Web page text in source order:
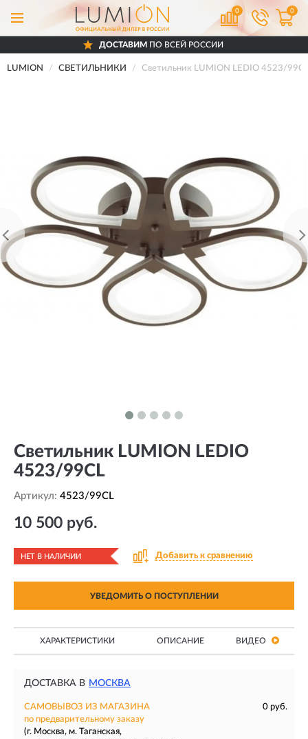
0 0
ДОСТАВИМ ПО ВСЕЙ РОССИИ
LUMION СВЕТИЛЬНИКИ Светильник LUMION LEDIO 4523/
Светильник LUMION LEDIO
4523/99CL
Артикул: 4523/99CL
10 500 руб.
НЕТ В НАЛИЧИИ Добавить к сравнению
УВЕДОМИТЬ О ПОСТУПЛЕНИИ
ХАРАКТЕРИСТИКИ ОПИСАНИЕ ВИДЕО
ДОСТАВКА В МОСКВА
САМОВЫВОЗ ИЗ МАГАЗИНА
0 руб.
по предварительному заказу
(г. Москва, м. Таганская,